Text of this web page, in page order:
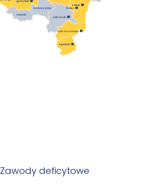
gostyński
kaliski
kępiński
krotoszyński
ostrowski 
ostrzeszowski
rawicki
Kalisz 
Zawody deficytowe